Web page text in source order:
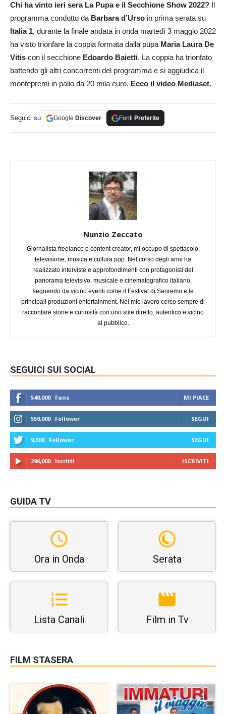
Chi ha vinto ieri sera La Pupa e il Secchione Show 2022?
programma condotto da Barbara d’Urso in prima serata su
Italia 1, durante la finale andata in onda martedì 3 maggio 2022
ha visto trionfare la coppia formata dalla pupa Maria Laura De
Vitis con il secchione Edoardo Baietti. La coppia ha trionfato
battendo gli altri concorrenti del programma e si aggiudica il
montepremi in palio da 20 mila euro. Ecco il video Mediaset.
Seguici su Google Discover Fonti Preferite
Nunzio Zeccato
Giornalista freelance e content creator, mi occupo di spettacolo,
televisione, musica e cultura pop. Nel corso degli anni ha
realizzato interviste e approfondimenti con protagonisti del
panorama televisivo, musicale e cinematografico italiano,
seguendo da vicino eventi come il Festival di Sanremo e le
principali produzioni entertainment. Nel mio lavoro cerco sempre di
raccontare storie e curiosità con uno stile diretto, autentico e vicino
al pubblico.
SEGUICI SUI SOCIAL
540,000 Fans MI PIACE
550,000 Follower SEGUI
9,300 Follower SEGUI
290,000 Iscritti ISCRIVITI
GUIDA TV
Ora in Onda Serata
Lista Canali Film in Tv
FILM STASERA